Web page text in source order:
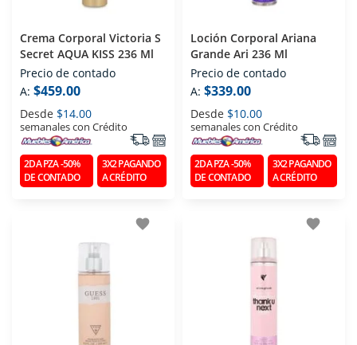
Crema Corporal Victoria S
Secret AQUA KISS 236 Ml
Precio de contado
A: $459.00
Desde $14.00
semanales con Crédito
2DA PZA -50%
DE CONTADO
3X2 PAGANDO
A CRÉDITO
Loción Corporal Ariana
Grande Ari 236 Ml
Precio de contado
A: $339.00
Desde $10.00
semanales con Crédito
2DA PZA -50%
DE CONTADO
3X2 PAGANDO
A CRÉDITO
favorite favorite